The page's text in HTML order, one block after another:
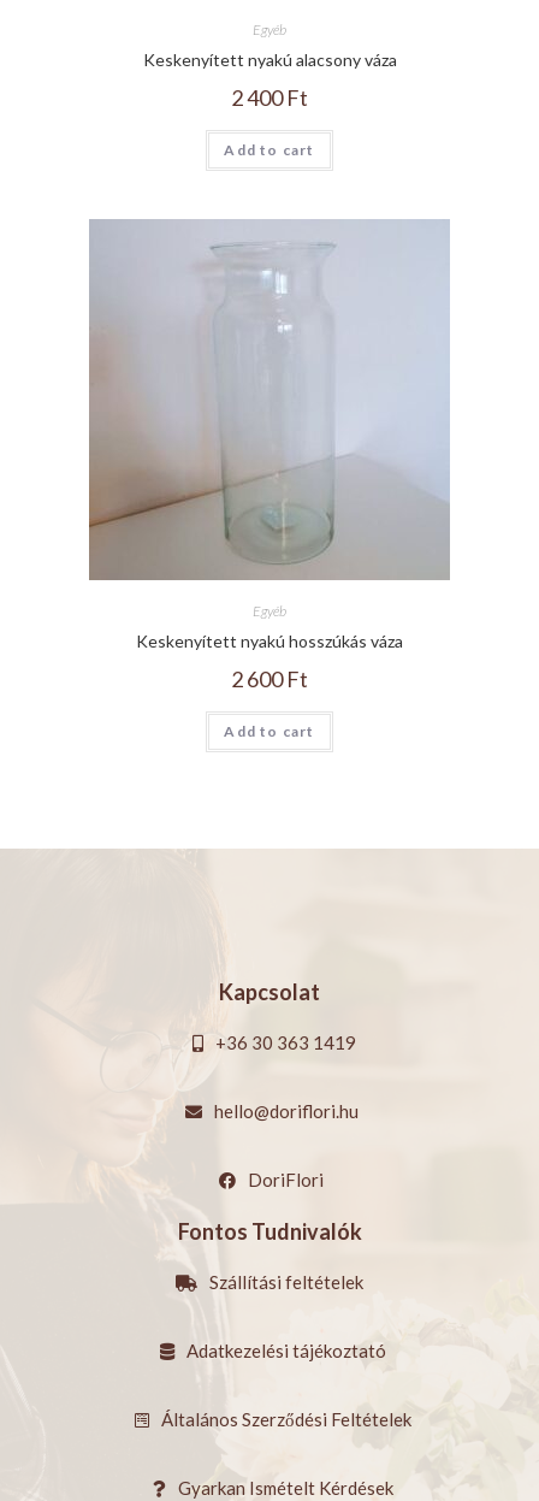
Egyéb
Keskenyített nyakú alacsony váza
2 400Ft
Add to cart
Egyéb
Keskenyített nyakú hosszúkás váza
2 600Ft
Add to cart
Kapcsolat
+36 30 363 1419
hello@doriflori.hu
DoriFlori
Fontos Tudnivalók
Szállítási feltételek
Adatkezelési tájékoztató
Általános Szerződési Feltételek
Gyarkan Ismételt Kérdések